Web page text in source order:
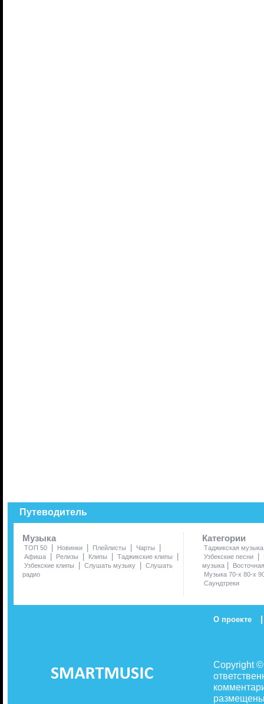
Путеводитель
Музыка
ТОП 50 | Новинки | Плейлисты | Чарты |
Афиша | Релизы | Клипы | Таджикские клипы |
Узбекские клипы | Слушать музыку | Слушать
радио
Категории
Таджикская музыка
Узбекские песни
|
музыка |
Музыка 70-х 80-х
Саундтреки
О проекте |
Copyright
размещены